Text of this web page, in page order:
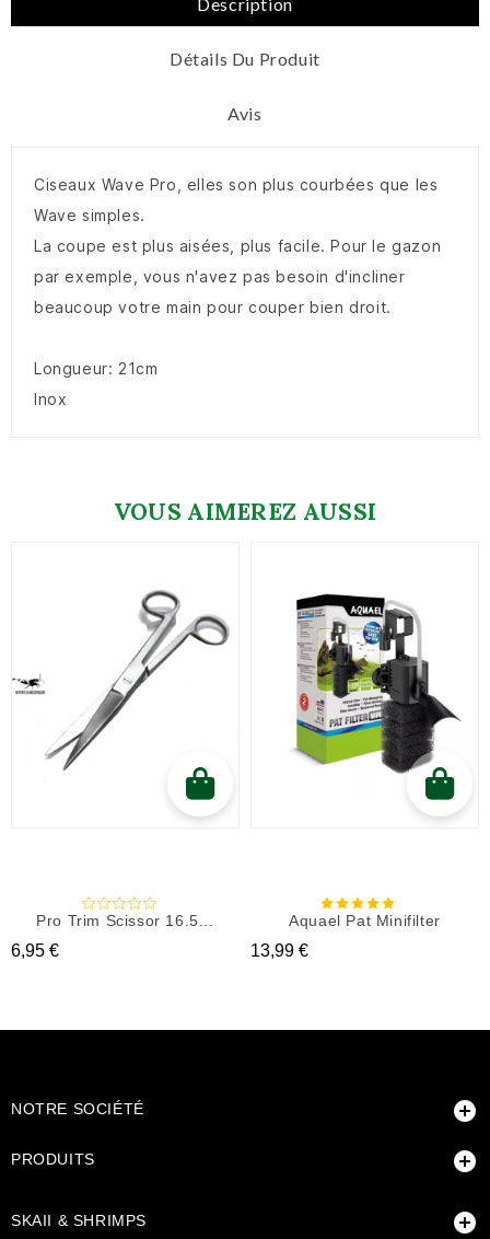
Détails Du Produit
Avis
Ciseaux Wave Pro, elles son plus courbées que les
Wave simples.
La coupe est plus aisées, plus facile. Pour le gazon
par exemple, vous n'avez pas besoin d'incliner
beaucoup votre main pour couper bien droit.
Longueur: 21cm
Inox
VOUS AIMEREZ AUSSI
Pro Trim Scissor 16.5...
Prix
6,95 €
Aquael Pat Minifilter
Prix
13,99 €
NOTRE SOCIÉTÉ 
PRODUITS 
SKAII & SHRIMPS 